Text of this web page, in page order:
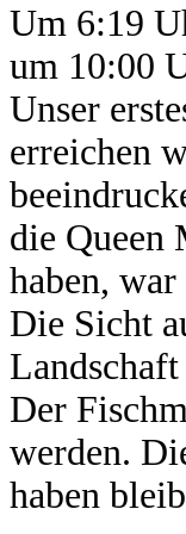
Um 6:19
um 10:00
Unser
erreichen
die Queen
haben, war
Die Sicht
Der
werden.
haben